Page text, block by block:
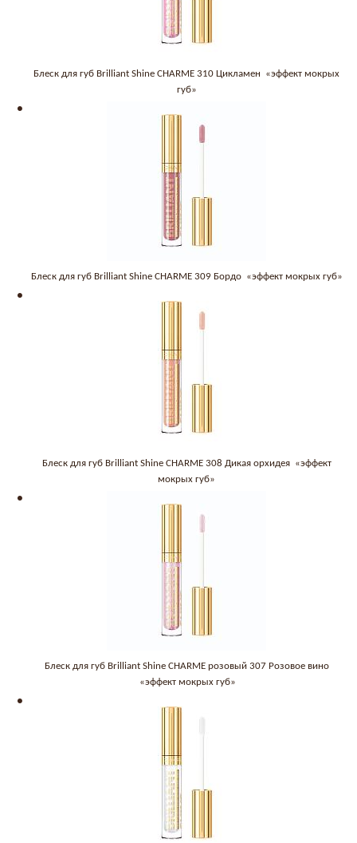
Блеск для губ Brilliant Shine CHARME 310 Цикламен «эффект мокрых
губ»
Блеск для губ Brilliant Shine CHARME 309 Бордо «эффект мокрых губ»
Блеск для губ Brilliant Shine CHARME 308 Дикая орхидея «эффект
мокрых губ»
Блеск для губ Brilliant Shine CHARME розовый 307 Розовое вино
«эффект мокрых губ»